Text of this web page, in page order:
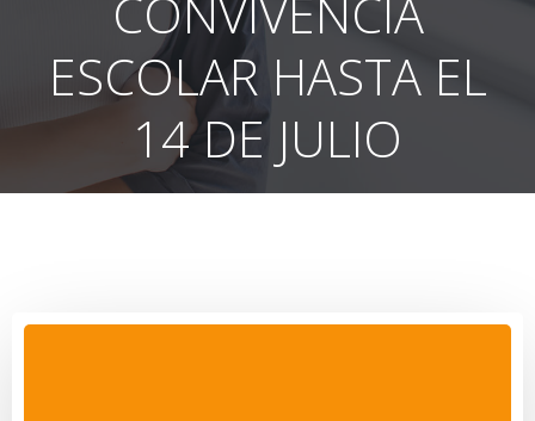
CONVIVENCIA
ESCOLAR HASTA EL
14 DE JULIO